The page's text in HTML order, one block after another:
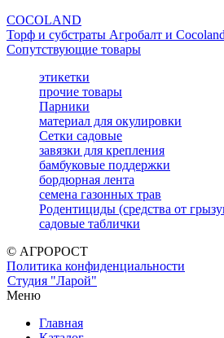
COCOLAND
Торф и субстраты Агробалт и Cocoland
Сопутствующие товары
этикетки
прочие товары
Парники
материал для окулировки
Сетки садовые
завязки для крепления
бамбуковые поддержки
бордюрная лента
семена газонных трав
Родентициды (средства от
садовые таблички
© АГРОРОСТ
Политика конфиденциальности
Студия "Ларой"
Меню
Главная